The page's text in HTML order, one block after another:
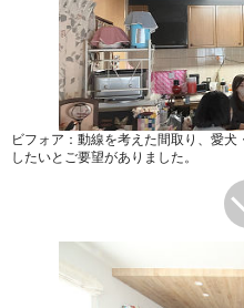
ビフォア：動線を考えた間取り、愛
したいとご要望がありました。